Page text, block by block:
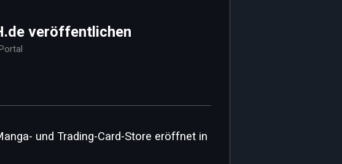
veröffentlichen
und Trading-Card-Store eröffnet in